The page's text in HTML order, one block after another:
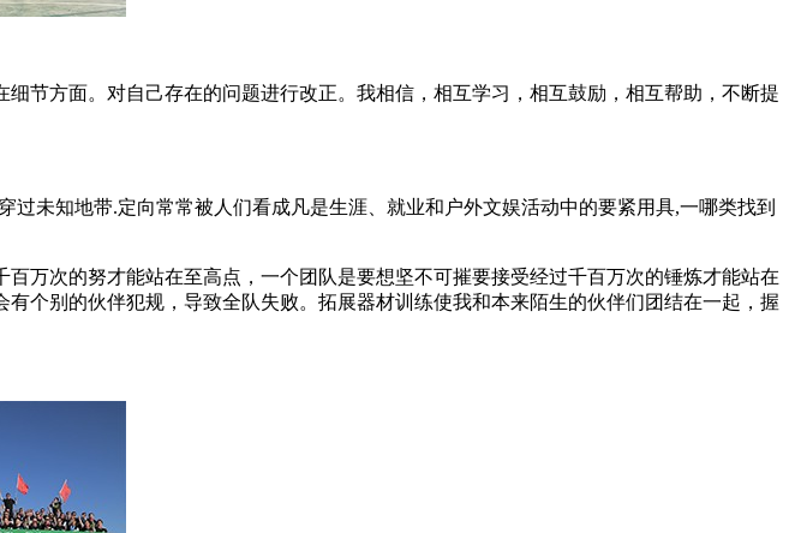
节方面。对自己存在的问题进行改正。我相信，相互学习，相互鼓励，相互帮助，不断提
过未知地带.定向常常被人们看成凡是生涯、就业和户外文娱活动中的要紧用具,一哪类找到
万次的努才能站在至高点，一个团队是要想坚不可摧要接受经过千百万次的锤炼才能站在
个别的伙伴犯规，导致全队失败。拓展器材训练使我和本来陌生的伙伴们团结在一起，握